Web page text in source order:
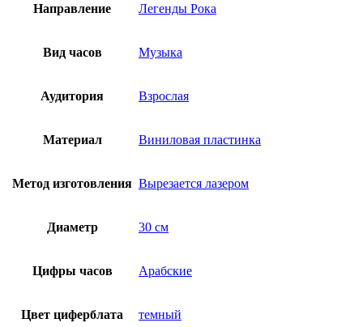
Направление Легенды Рока
Вид часов Музыка
Аудитория Взрослая
Материал Виниловая пластинка
Метод изготовления Вырезается лазером
Диаметр 30 см
Цифры часов Арабские
Цвет циферблата темный